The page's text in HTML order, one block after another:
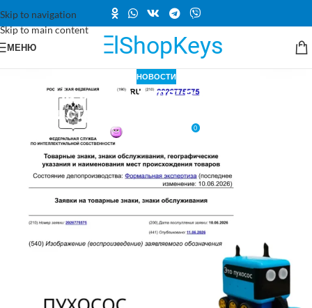
Skip to navigation
Skip to main content
МЕНЮ
НОВОСТИ
На самом деле: в России
регистрируют бренд «Пухосос
Вкл 02.07.2026 0
10 июня 2026 года в Роспатент поступила заявка на регистрацию
товарного знака «Пухосос». Документы охватывают 3-й, 30-й и 35-й
классы Международной классификации товаров и услуг (МКТУ) и в
допускать ли заявку к следующей, более глубокой стадии —
экспертизе по существу. Именно после неё будет вынесен
окончательный вердикт о регистрации или отказе.
Роспатент опроверг циркулирующую в сети информацию о том, что
знак уже зарегистрирован. В ведомстве подчеркнули, что сам факт